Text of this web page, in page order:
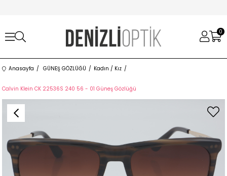
0
Anasayfa GÜNEŞ GÖZLÜĞÜ Kadın / Kız
Calvin Klein CK 22536S 240 56 - 01 Güneş Gözlüğü